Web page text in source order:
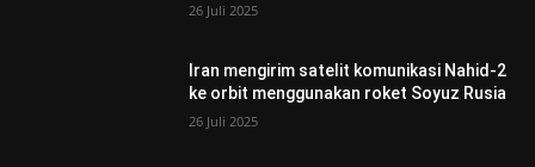
26 Juli 2025
Iran mengirim satelit komunikasi Nahid-2
ke orbit menggunakan roket Soyuz Rusia
26 Juli 2025